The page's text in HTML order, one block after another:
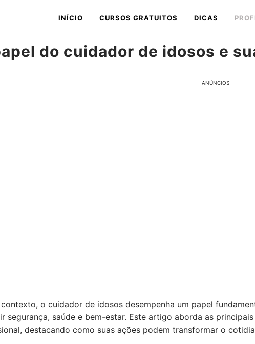
INÍCIO CURSOS GRATUITOS DICAS
do cuidador de idosos e
ANÚNCIOS
contexto, o cuidador de idosos desempenha um papel
segurança, saúde e bem-estar. Este artigo aborda as
destacando como suas ações podem transformar o